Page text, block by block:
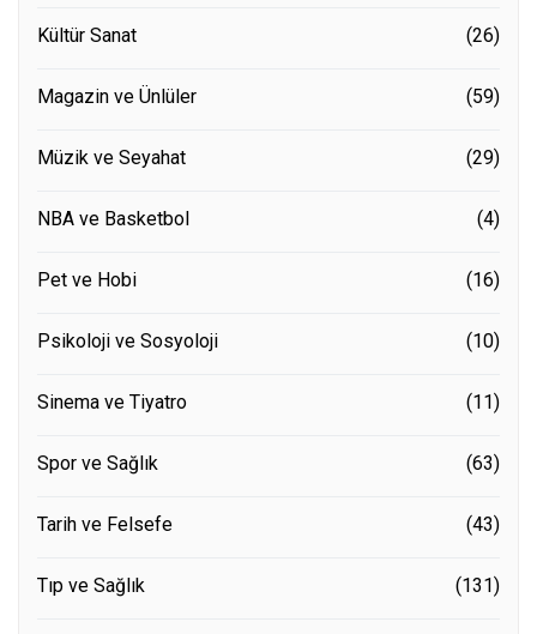
Kültür Sanat (26)
Magazin ve Ünlüler (59)
Müzik ve Seyahat (29)
NBA ve Basketbol (4)
Pet ve Hobi (16)
Psikoloji ve Sosyoloji (10)
Sinema ve Tiyatro (11)
Spor ve Sağlık (63)
Tarih ve Felsefe (43)
Tıp ve Sağlık (131)